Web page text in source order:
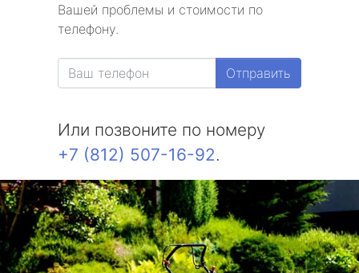
Вашей проблемы и стоимости по
телефону.
Отправить
Или позвоните по номеру
+7 (812) 507-16-92.